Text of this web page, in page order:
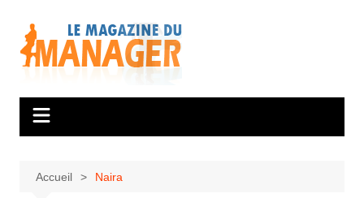
contenu
Accueil Naira